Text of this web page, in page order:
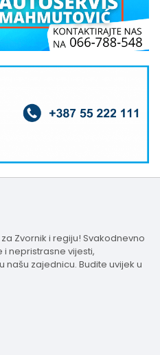
Zvornik i regiju! Svakodnevno
nepristrasne vijesti,
našu zajednicu. Budite uvijek u